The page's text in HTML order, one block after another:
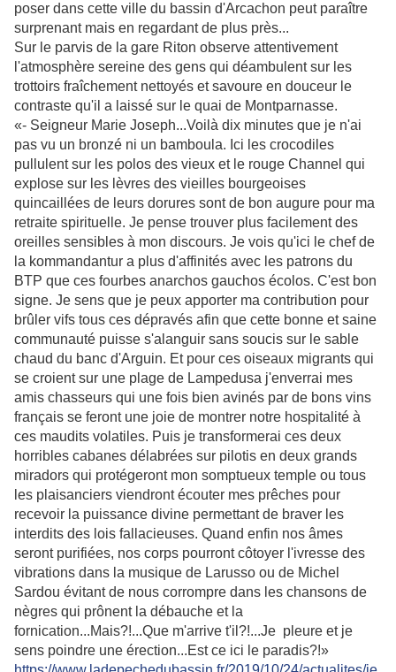
poser dans cette ville du bassin d'Arcachon peut paraître
surprenant mais en regardant de plus près...
Sur le parvis de la gare Riton observe attentivement
l'atmosphère sereine des gens qui déambulent sur les
trottoirs fraîchement nettoyés et savoure en douceur le
contraste qu'il a laissé sur le quai de Montparnasse.
«- Seigneur Marie Joseph...Voilà dix minutes que je n'ai
pas vu un bronzé ni un bamboula. Ici les crocodiles
pullulent sur les polos des vieux et le rouge Channel qui
explose sur les lèvres des vieilles bourgeoises
quincaillées de leurs dorures sont de bon augure pour ma
retraite spirituelle. Je pense trouver plus facilement des
oreilles sensibles à mon discours. Je vois qu'ici le chef de
la kommandantur a plus d'affinités avec les patrons du
BTP que ces fourbes anarchos gauchos écolos. C'est bon
signe. Je sens que je peux apporter ma contribution pour
brûler vifs tous ces dépravés afin que cette bonne et saine
communauté puisse s'alanguir sans soucis sur le sable
chaud du banc d'Arguin. Et pour ces oiseaux migrants qui
se croient sur une plage de Lampedusa j'enverrai mes
amis chasseurs qui une fois bien avinés par de bons vins
français se feront une joie de montrer notre hospitalité à
ces maudits volatiles. Puis je transformerai ces deux
horribles cabanes délabrées sur pilotis en deux grands
miradors qui protégeront mon somptueux temple ou tous
les plaisanciers viendront écouter mes prêches pour
recevoir la puissance divine permettant de braver les
interdits des lois fallacieuses. Quand enfin nos âmes
seront purifiées, nos corps pourront côtoyer l'ivresse des
vibrations dans la musique de Larusso ou de Michel
Sardou évitant de nous corrompre dans les chansons de
nègres qui prônent la débauche et la
fornication...Mais?!...Que m'arrive t'il?!...Je pleure et je
sens poindre une érection...Est ce ici le paradis?!»